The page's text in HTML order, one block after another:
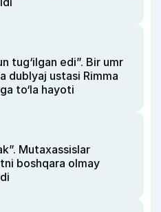
tug‘ilgan edi”. Bir umr
dublyaj ustasi Rimma
to‘la hayoti
Mutaxassislar
boshqara olmay